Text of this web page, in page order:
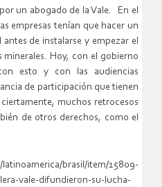
un abogado de la Vale. En el
empresas tenían que hacer un
de instalarse y empezar el
Hoy, con el gobierno
esto y con las audiencias
de participación que tienen
muchos retrocesos
de otros derechos, como el
brasil/item/15809-
vale-difundieron-su-lucha-